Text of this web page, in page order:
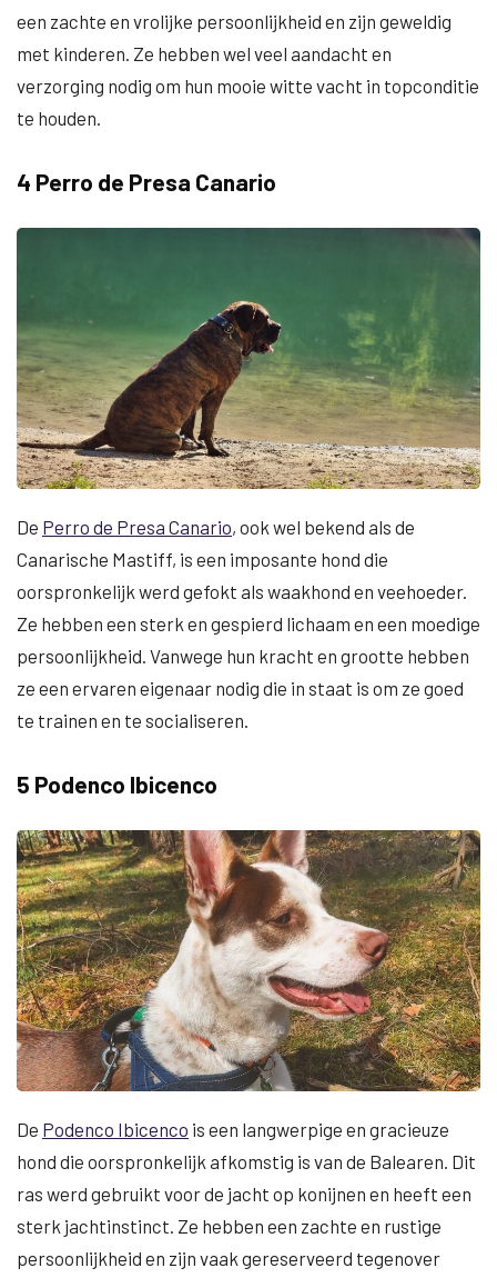
een zachte en vrolijke persoonlijkheid en zijn geweldig
met kinderen. Ze hebben wel veel aandacht en
verzorging nodig om hun mooie witte vacht in topconditie
te houden.
4 Perro de Presa Canario
De Perro de Presa Canario, ook wel bekend als de
Canarische Mastiff, is een imposante hond die
oorspronkelijk werd gefokt als waakhond en veehoeder.
Ze hebben een sterk en gespierd lichaam en een moedige
persoonlijkheid. Vanwege hun kracht en grootte hebben
ze een ervaren eigenaar nodig die in staat is om ze goed
te trainen en te socialiseren.
5 Podenco Ibicenco
De Podenco Ibicenco is een langwerpige en gracieuze
hond die oorspronkelijk afkomstig is van de Balearen. Dit
ras werd gebruikt voor de jacht op konijnen en heeft een
sterk jachtinstinct. Ze hebben een zachte en rustige
persoonlijkheid en zijn vaak gereserveerd tegenover